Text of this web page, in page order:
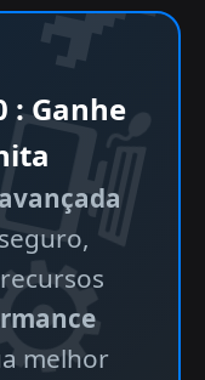
: Ganhe
melhor